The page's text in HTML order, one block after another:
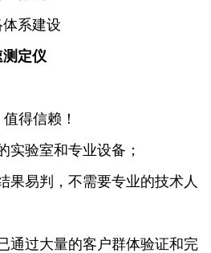
体系建设
定仪
得信赖！
实验室和专业设备；
果易判，不需要专业的技术人
通过大量的客户群体验证和完